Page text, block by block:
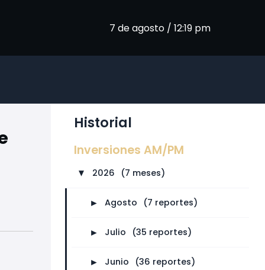
7 de agosto / 12:19 pm
Historial
Inversiones AM/PM
► 2026 (7 meses)
► Agosto (7 reportes)
► Julio (35 reportes)
► Junio (36 reportes)